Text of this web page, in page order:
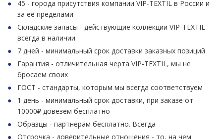
45 - города присутствия компании VIP-TEXTIL в России и
за её пределами
Складские запасы - действующие коллекции VIP-TEXTIL
всегда в наличии
7 дней - минимальный срок доставки заказных позиций
Гарантия - отличительная черта VIP-TEXTIL, мы не
бросаем своих
ГОСТ - стандарты, которым мы всегда соответствуем
1 день - минимальный срок доставки, при заказе от
10000₽ довезем бесплатно
Образцы - партнёрам бесплатно. Всегда
Отсрочка - доверительные отношения - то, на чем